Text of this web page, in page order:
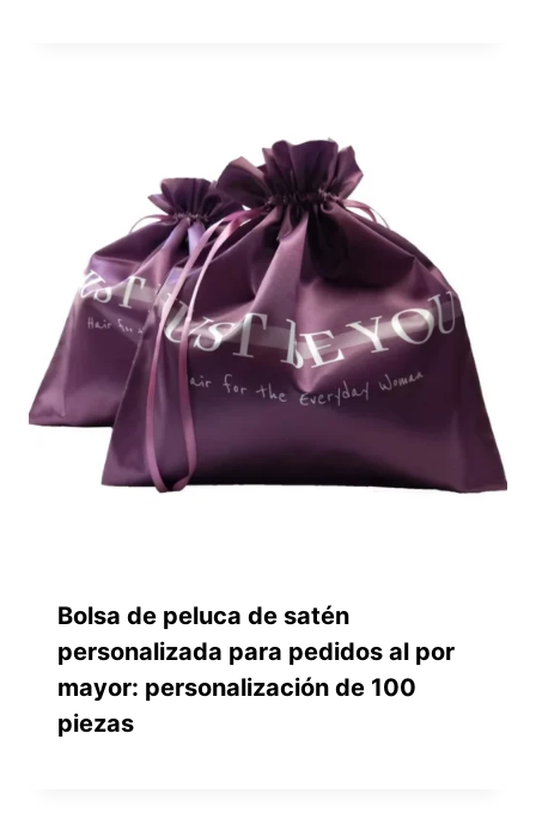
Bolsa de peluca de satén
personalizada para pedidos al por
mayor: personalización de 100
piezas